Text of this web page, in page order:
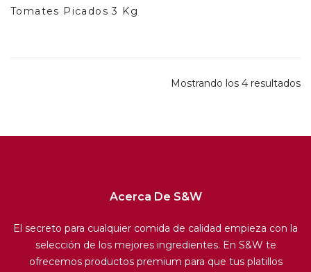
Tomates Picados 3 Kg
Mostrando los 4 resultados
Acerca De S&W
El secreto para cualquier comida de calidad empieza con la
selección de los mejores ingredientes. En S&W te
ofrecemos productos premium para que tus platillos